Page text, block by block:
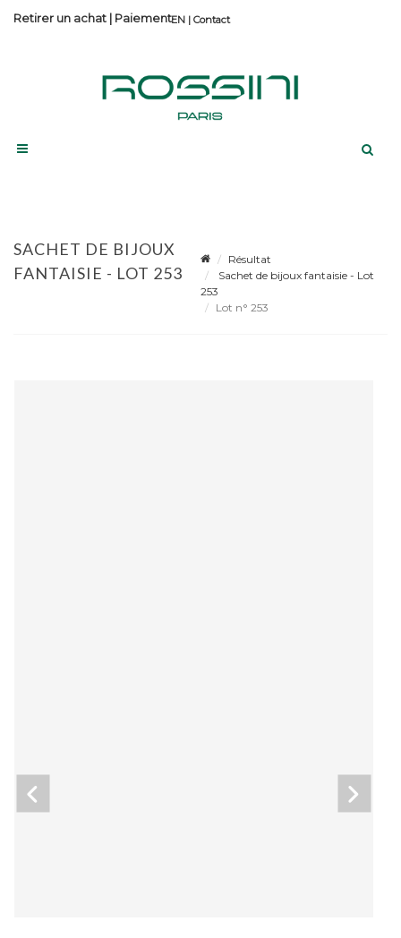
Contact
Retirer un achat | Paiement
SACHET DE BIJOUX
FANTAISIE - LOT 253
Résultat
Sachet de bijoux fantaisie - Lot
253
Lot n° 253